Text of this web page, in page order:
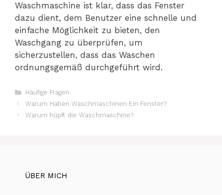
Waschmaschine ist klar, dass das Fenster
dazu dient, dem Benutzer eine schnelle und
einfache Möglichkeit zu bieten, den
Waschgang zu überprüfen, um
sicherzustellen, dass das Waschen
ordnungsgemäß durchgeführt wird.
Kategorien
Häufige Fragen
Warum Haben Waschmaschinen Ein Fenster?
Warum hüpft die Waschmaschine?
ÜBER MICH